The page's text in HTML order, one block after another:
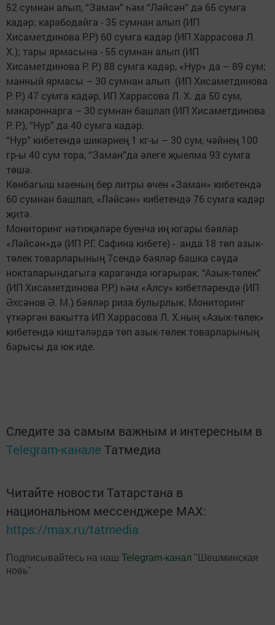
52 сумнан алып, “Заман” һәм “Ләйсән” дә 65 сумга
кадәр; карабодайга - 35 сумнан алып (ИП
Хисаметдинова Р.Р) 60 сумга кадәр (ИП Харрасова Л.
Х.); тары ярмасына - 55 сумнан алып (ИП
Хисаметдинова Р. Р.) 88 сумга кадәр, «Нур» да – 89 сум;
манный ярмасы – 30 сумнан алып (ИП Хисаметдинова
Р. Р.) 47 сумга кадәр, ИП Харрасова Л. Х. да 50 сум,
макароннарга – 30 сумнан башлап (ИП Хисаметдинова
Р. Р.), “Нур” да 40 сумга кадәр.
“Нур” кибетендә шикәрнең 1 кг-ы – 30 сум, чәйнең 100
гр-ы 40 сум тора, “Заман”да әлеге җыелма 93 сумга
төшә.
Көнбагыш маеның бер литры өчен «Заман» кибетендә
60 сумнан башлап, «Ләйсән» кибетендә 76 сумга кадәр
җитә.
Мониторинг нәтиҗәләре буенча иң югары бәяләр
«Ләйсән»дә (ИП Р.Г. Сафина кибете) - анда 18 төп азык-
төлек товарларының 7сендә бәяләр башка сәүдә
нокталарындагыга караганда югарырак. “Азык-төлек”
(ИП Хисаметдинова Р.Р.) һәм «Алсу» кибетләрендә (ИП
Әхсәнов Ә. М.) бәяләр риза булырлык. Мониторинг
үткәргән вакытта ИП Харрасова Л. Х.ның «Азык-төлек»
кибетендә киштәләрдә төп азык-төлек товарларының
барысы да юк иде.
Следите за самым важным и интересным в
Telegram-канале Татмедиа
Читайте новости Татарстана в
национальном мессенджере MАХ:
https://max.ru/tatmedia
Подписывайтесь на наш Telegram-канал "Шешминская
новь"